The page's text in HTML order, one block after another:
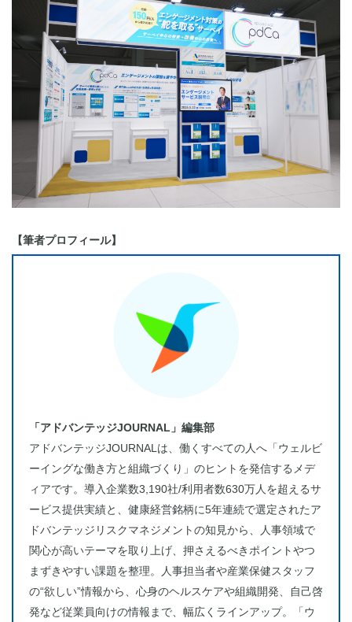
【筆者プロフィール】
「アドバンテッジJOURNAL」編集部
アドバンテッジJOURNALは、働くすべての人へ「ウェルビ
ーイングな働き方と組織づくり」のヒントを発信するメデ
ィアです。導入企業数3,190社/利用者数630万人を超えるサ
ービス提供実績と、健康経営銘柄に5年連続で選定されたア
ドバンテッジリスクマネジメントの知見から、人事領域で
関心が高いテーマを取り上げ、押さえるべきポイントやつ
まずきやすい課題を整理。人事担当者や産業保健スタッフ
の“欲しい”情報から、心身のヘルスケアや組織開発、自己啓
発など従業員向けの情報まで、幅広くラインアップ。「ウ